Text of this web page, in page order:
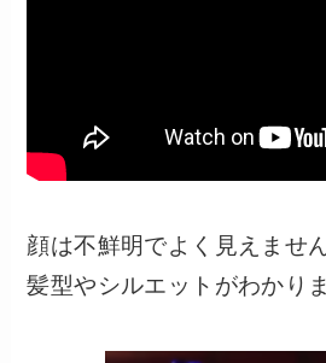
顔は不鮮明でよく見えませ
髪型やシルエットがわかりま